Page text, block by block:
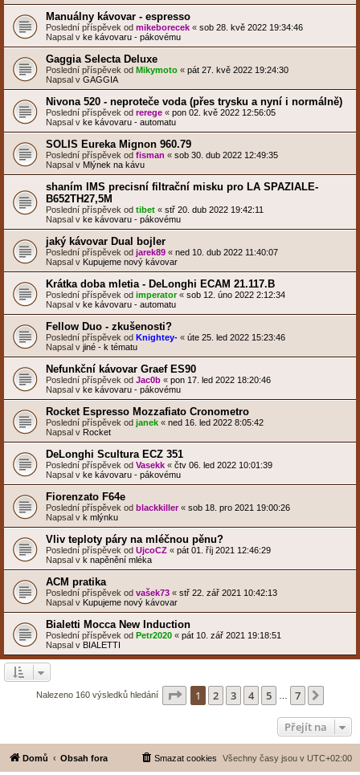
Manuálny kávovar - espresso
Poslední příspěvek od mikeborecek « sob 28. kvě 2022 19:34:46
Napsal v ke kávovaru - pákovému
Gaggia Selecta Deluxe
Poslední příspěvek od Mikymoto « pát 27. kvě 2022 19:24:30
Napsal v GAGGIA
Nivona 520 - neproteče voda (přes trysku a nyní i normálně)
Poslední příspěvek od rerege « pon 02. kvě 2022 12:56:05
Napsal v ke kávovaru - automatu
SOLIS Eureka Mignon 960.79
Poslední příspěvek od fisman « sob 30. dub 2022 12:49:35
Napsal v Mlýnek na kávu
shaním IMS precisní filtrační misku pro LA SPAZIALE-
B652TH27,5M
Poslední příspěvek od tibet « stř 20. dub 2022 19:42:11
Napsal v ke kávovaru - pákovému
jaký kávovar Dual bojler
Poslední příspěvek od jarek89 « ned 10. dub 2022 11:40:07
Napsal v Kupujeme nový kávovar
Krátka doba mletia - DeLonghi ECAM 21.117.B
Poslední příspěvek od imperator« sob 12. úno 2022 2:12:34
Napsal v ke kávovaru - automatu
Fellow Duo - zkušenosti?
Poslední příspěvek od Knightey- « úte 25. led 2022 15:23:46
Napsal v jiné - k tématu
Nefunkční kávovar Graef ES90
Poslední příspěvek od Jac0b « pon 17. led 2022 18:20:46
Napsal v ke kávovaru - pákovému
Rocket Espresso Mozzafiato Cronometro
Poslední příspěvek od janek « ned 16. led 2022 8:05:42
Napsal v Rocket
DeLonghi Scultura ECZ 351
Poslední příspěvek od Vasekk « čtv 06. led 2022 10:01:39
Napsal v ke kávovaru - pákovému
Fiorenzato F64e
Poslední příspěvek od blackkiller « sob 18. pro 2021 19:00:26
Napsal v k mlýnku
Vliv teploty páry na mléčnou pěnu?
Poslední příspěvek od UjcoCZ « pát 01. říj 2021 12:46:29
Napsal v k napěnění mléka
ACM pratika
Poslední příspěvek od vašek73 « stř 22. zář 2021 10:42:13
Napsal v Kupujeme nový kávovar
Bialetti Mocca New Induction
Poslední příspěvek od Petr2020 « pát 10. zář 2021 19:18:51
Napsal v BIALETTI
Nalezeno 160 výsledků hledání Stránka z
1 2 3 4 5 7
Přejít na
Domů Obsah fora Všechny časy jsou v UTC+02:00
Smazat cookies